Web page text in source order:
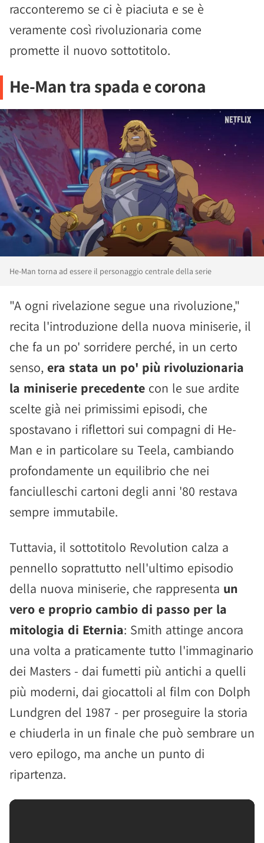
racconteremo se ci è piaciuta e se è
veramente così rivoluzionaria come
promette il nuovo sottotitolo.
He-Man tra spada e corona
He-Man torna ad essere il personaggio centrale della serie
"A ogni rivelazione segue una rivoluzione,"
recita l'introduzione della nuova miniserie, il
che fa un po' sorridere perché, in un certo
senso, era stata un po' più rivoluzionaria
la miniserie precedente con le sue ardite
scelte già nei primissimi episodi, che
spostavano i riflettori sui compagni di He-
Man e in particolare su Teela, cambiando
profondamente un equilibrio che nei
fanciulleschi cartoni degli anni '80 restava
sempre immutabile.
Tuttavia, il sottotitolo Revolution calza a
pennello soprattutto nell'ultimo episodio
della nuova miniserie, che rappresenta un
vero e proprio cambio di passo per la
mitologia di Eternia: Smith attinge ancora
una volta a praticamente tutto l'immaginario
dei Masters - dai fumetti più antichi a quelli
più moderni, dai giocattoli al film con Dolph
Lundgren del 1987 - per proseguire la storia
e chiuderla in un finale che può sembrare un
vero epilogo, ma anche un punto di
ripartenza.